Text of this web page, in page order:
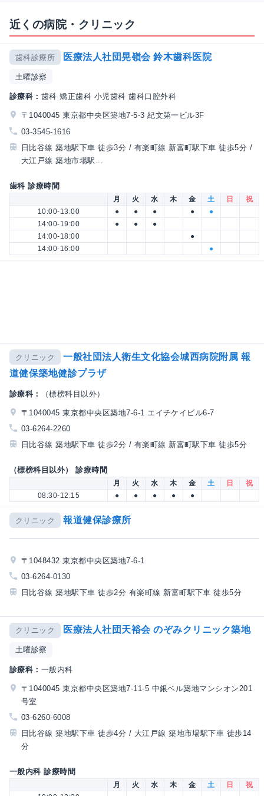
近くの病院・クリニック
歯科診療所 医療法人社団晃嶺会 鈴木歯科医院
土曜診察
診療科： 歯科 矯正歯科 小児歯科 歯科口腔外科
〒1040045 東京都中央区築地7-5-3 紀文第一ビル3F
03-3545-1616
日比谷線 築地駅下車 徒歩3分 / 有楽町線 新富町駅下車 徒歩5分 /
大江戸線 築地市場駅...
歯科 診療時間
月 火 水 木 金 土 日
祝
10:00-13:00
● ● ● ●
●
14:00-19:00
● ●
●
14:00-18:00
●
14:00-16:00
●
クリニック
一般社団法人衛生文化協会城西病院附属 報
道健保築地健診プラザ
診療科： （標榜科目以外）
〒1040045 東京都中央区築地7-6-1 エイチケイビル6-7
03-6264-2260
日比谷線 築地駅下車 徒歩2分 / 有楽町線 新富町駅下車 徒歩5分
（標榜科目以外） 診療時間
月 火 水 木 金 土 日
祝
08:30-12:15
● ● ● ● ●
クリニック 報道健保診療所
〒1048432 東京都中央区築地7-6-1
03-6264-0130
日比谷線 築地駅下車 徒歩2分 有楽町線 新富町駅下車 徒歩5分
クリニック 医療法人社団天裕会 のぞみクリニック築地
土曜診察
診療科： 一般内科
〒1040045 東京都中央区築地7-11-5 中銀ベル築地マンシオン201
号室
03-6260-6008
日比谷線 築地駅下車 徒歩4分 / 大江戸線 築地市場駅下車 徒歩14
分
一般内科 診療時間
月 火 水 木 金 土 日
祝